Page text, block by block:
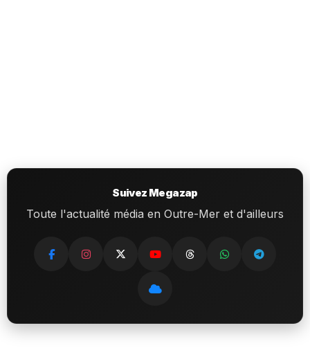
Suivez Megazap
Toute l'actualité média en Outre-Mer et d'ailleurs